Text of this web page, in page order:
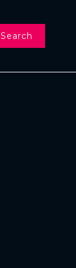
Search